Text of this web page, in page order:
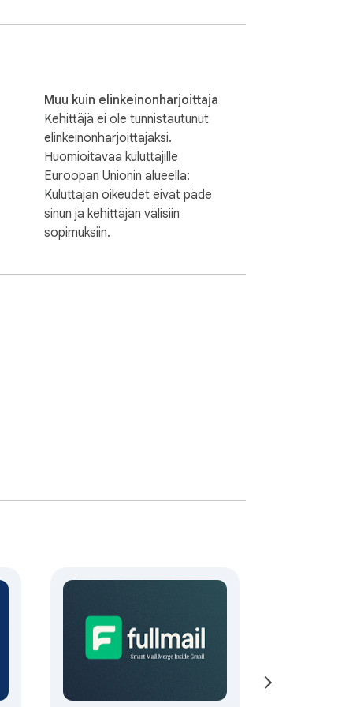
antaa sinulle mahdollisuuden:
vaivatonta — ei ulkoisia alustoja, ei
lähettäjäpalvelustamme. Voit:
sitoutumista ajan myötä.
Gmailin ammattimaiseksi
Se on skaalautuva, joustava ja
Muu kuin elinkeinonharjoittaja
Kehittäjä ei ole tunnistautunut
elinkeinonharjoittajaksi.
Huomioitavaa kuluttajille
Euroopan Unionin alueella:
Kuluttajan oikeudet eivät päde
sinun ja kehittäjän välisiin
sopimuksiin.